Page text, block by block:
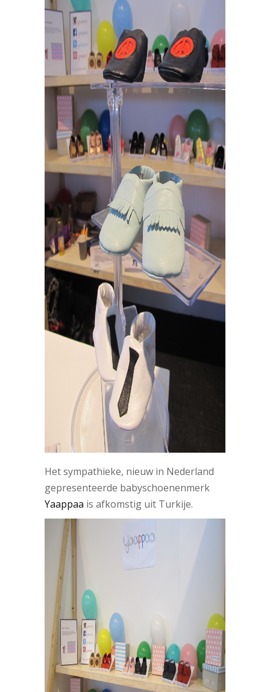
Het sympathieke, nieuw in Nederland
gepresenteerde babyschoenenmerk
Yaappaa is afkomstig uit Turkije.